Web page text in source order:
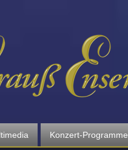
Konzert-Programme